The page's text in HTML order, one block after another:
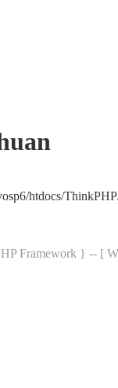
htdocs/
Framework } -- [